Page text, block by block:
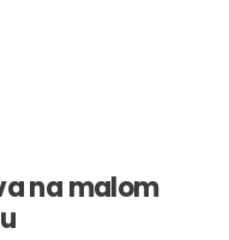
na malom